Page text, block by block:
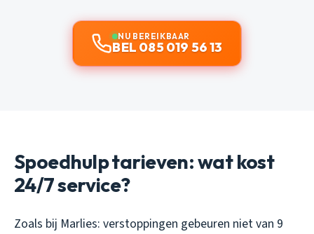
NU BEREIKBAAR
BEL 085 019 56 13
Spoedhulp tarieven: wat kost
24/7 service?
Zoals bij Marlies: verstoppingen gebeuren niet van 9